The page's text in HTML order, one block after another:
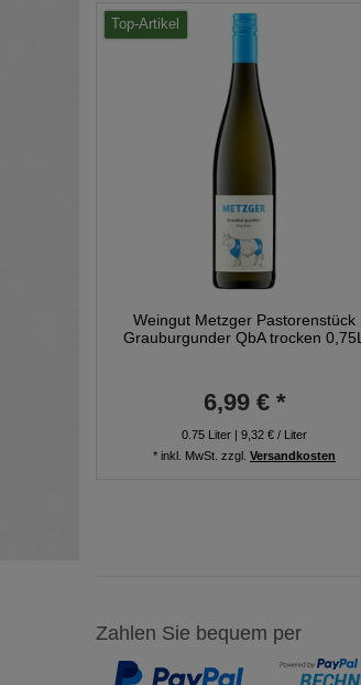
Top-Artikel
Weingut Metzger Pastorenstück
Grauburgunder QbA trocken 0,75L
6,99 € *
0.75 Liter | 9,32 € / Liter
* inkl. MwSt. zzgl. Versandkosten
Zahlen Sie bequem per